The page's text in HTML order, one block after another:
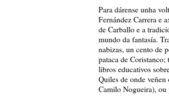
Para dárense unha
Fernández Carrera e
de Carballo e a
mundo da fantasía.
nabizas, un cento de
pataca de
libros educativos
Quiles de onde veñen
Camilo Nogueira), ou